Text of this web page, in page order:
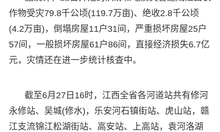
作物受灾79.8千公顷(119.7万亩)、绝收2.8千公顷
(4.2万亩)，倒塌房屋11户31间，严重损坏房屋25户
57间，一般损坏房屋61户86间，直接经济损失6.7亿
元，灾情还在进一步统计核查中。
截至6月27日16时，江西全省各河道站共有修河
永修站、吴城(修水)，乐安河石镇街站、虎山站，赣
江支流锦江松湖街站、高安站、上高站，袁河洛湖